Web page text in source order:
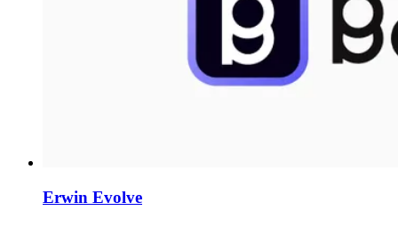
Erwin Evolve